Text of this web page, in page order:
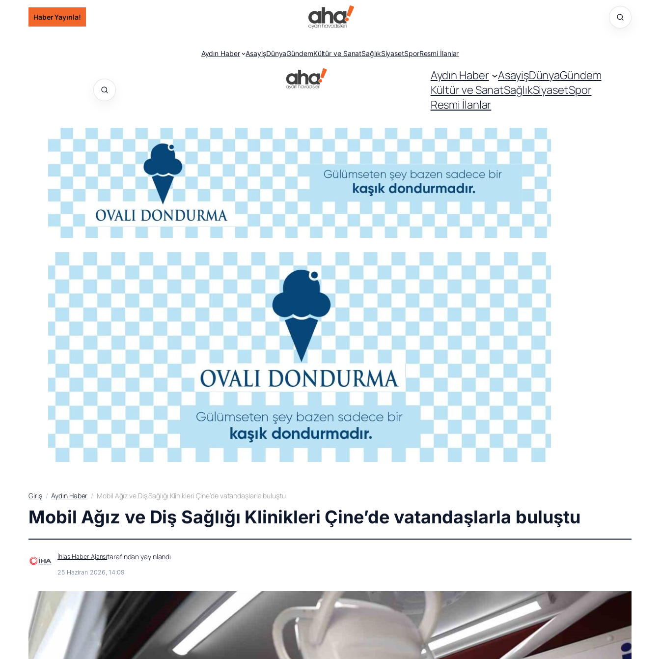
İçeriğeHaber Yayınla!
Aydın Haber AsayişDünyaGündemKültür ve SanatSağlıkSiyasetSporResmi İlanlar
Aydın Haber AsayişDünyaGündem
Kültür ve SanatSağlıkSiyasetSpor
Resmi İlanlar
Giriş Aydın Haber Mobil Ağız ve Diş Sağlığı Klinikleri Çine’de vatandaşlarla buluştu
Mobil Ağız ve Diş Sağlığı Klinikleri Çine’de vatandaşlarla buluştu
İhlas Haber Ajansıtarafından yayınlandı
25 Haziran 2026, 14:09